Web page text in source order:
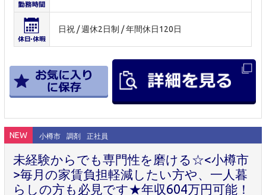
日祝 / 週休2日制 / 年間休日120日
NEW 小樽市 調剤 正社員
未経験からでも専門性を磨ける☆<小樽市
>毎月の家賃負担軽減したい方や、一人暮
らしの方も必見です★年収604万円可能！